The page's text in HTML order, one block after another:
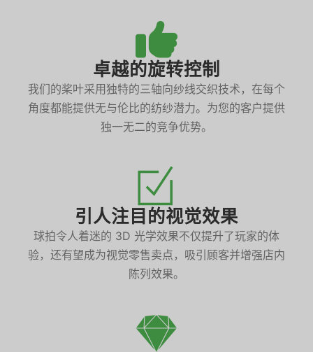
卓越的旋转控制
我们的桨叶采用独特的三轴向纱线交织技术，在每个
角度都能提供无与伦比的纺纱潜力。为您的客户提供
独一无二的竞争优势。
引人注目的视觉效果
球拍令人着迷的 3D 光学效果不仅提升了玩家的体
验，还有望成为视觉零售卖点，吸引顾客并增强店内
陈列效果。